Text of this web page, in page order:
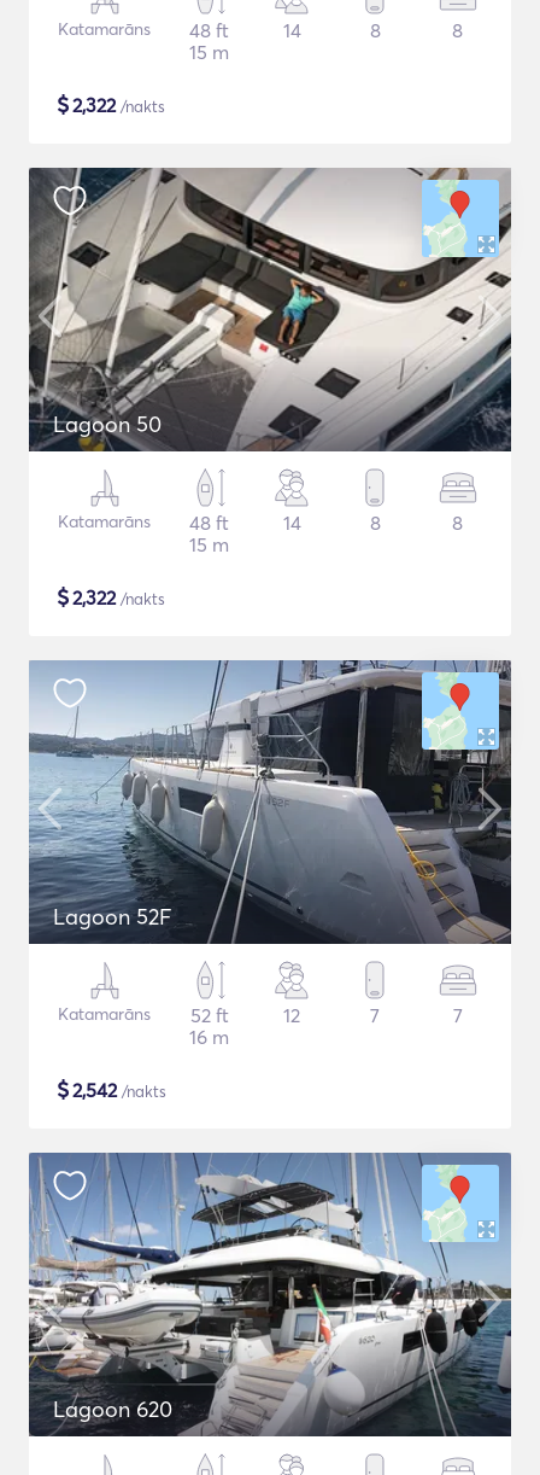
Katamarāns
48 ft
15 m
14 8 8
$2,322/nakts
Lagoon 50
Katamarāns
48 ft
15 m
14 8 8
$2,322/nakts
Lagoon 52F
Katamarāns
52 ft
16 m
12 7 7
$2,542/nakts
Lagoon 620